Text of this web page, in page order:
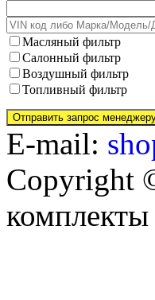
Масляный фильтр
Салонный фильтр
Воздушный фильтр
Топливный фильтр
E-mail:
Copyright